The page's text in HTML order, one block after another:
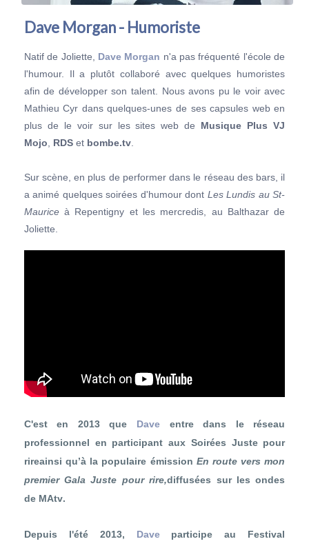
Dave Morgan - Humoriste
Natif de Joliette, Dave Morgan n'a pas fréquenté l'école de
l'humour. Il a plutôt collaboré avec quelques humoristes
afin de développer son talent. Nous avons pu le voir avec
Mathieu Cyr dans quelques-unes de ses capsules web en
plus de le voir sur les sites web de Musique Plus VJ
Mojo
RDSet bombe.tv.
Sur scène, en plus de performer dans le réseau des bars, il
a animé quelques soirées d'humour dont Les Lundis au St-
Maurice à Repentigny et les mercredis, au Balthazar de
Joliette.
C'est en 2013 que Dave entre dans le réseau
professionnel en participant aux Soirées Juste pour
rireainsi qu’à la populaire émission En route vers mon
premier Gala Juste pour rire,diffusées sur les ondes
de MAtv.
Depuis l'été 2013, Daveparticipe au Festival